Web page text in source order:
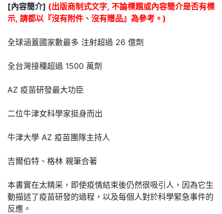
[內容簡介] (出版商制式文字, 不論標題或內容簡介是否有標
示, 請都以『沒有附件、沒有贈品』為參考。)
全球涵蓋國家數最多 注射超過 26 億劑
全台灣接種超過 1500 萬劑
AZ 疫苗研發最大功臣
二位牛津女科學家挺身而出
牛津大學 AZ 疫苗團隊主持人
吉爾伯特、格林 親筆合著
本書實在太精采，即使疫情結束後仍然很吸引人，因為它生
動描述了疫苗研發的過程，以及每個人對於科學緊急事件的
反應。